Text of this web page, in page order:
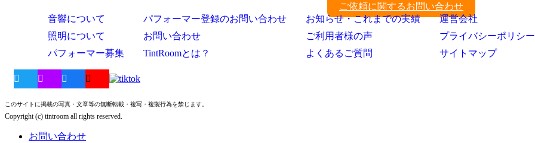
ご依頼に関するお問い合わせ
音響について
照明について
パフォーマー募集
パフォーマー登録のお問い合わせ
お問い合わせ
TintRoomとは？
お知らせ・これまでの実績
ご利用者様の声
よくあるご質問
運営会社
プライバシーポリシー
サイトマップ
このサイトに掲載の写真・文章等の無断転載・複写・複製行為を禁じます。
Copyright (c) tintroom all rights reserved.
お問い合わせ